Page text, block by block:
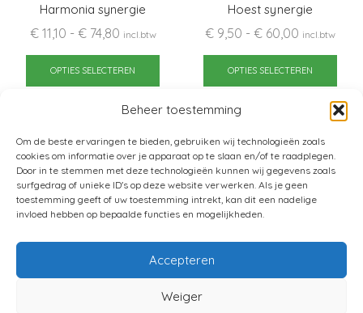
Beheer toestemming
Om de beste ervaringen te bieden, gebruiken wij technologieën zoals
cookies om informatie over je apparaat op te slaan en/of te raadplegen.
Door in te stemmen met deze technologieën kunnen wij gegevens zoals
surfgedrag of unieke ID's op deze website verwerken. Als je geen
toestemming geeft of uw toestemming intrekt, kan dit een nadelige
invloed hebben op bepaalde functies en mogelijkheden.
Accepteren
Weiger
Harmonia synergie
€11,10 - €74,80Prijsklasse:
€ 11,10
tot
€ 74,80
incl.btw
OPTIES SELECTEREN
Dit
heeft
meerdere
Deze
optie
kan
gekozen
op
de
Hoest synergie
€ 9,50 - € 60,00 Prijsklasse:
€ 9,50
tot
€ 60,00
incl.btw
OPTIES SELECTEREN
Dit
op
Verkoopsvoorwaarden